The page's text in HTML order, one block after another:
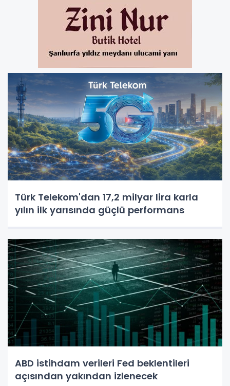
Türk Telekom'dan 17,2 milyar lira karla
yılın ilk yarısında güçlü performans
ABD istihdam verileri Fed beklentileri
açısından yakından izlenecek